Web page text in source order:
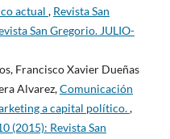
actual , Revista San
San Gregorio. JULIO-
Francisco Xavier Dueñas
Alvarez,Comunicación
a capital político.,
(2015): Revista San